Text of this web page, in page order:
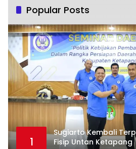
Popular Posts
1
Sugiarto Kembali
Fisip Untan Ketapang